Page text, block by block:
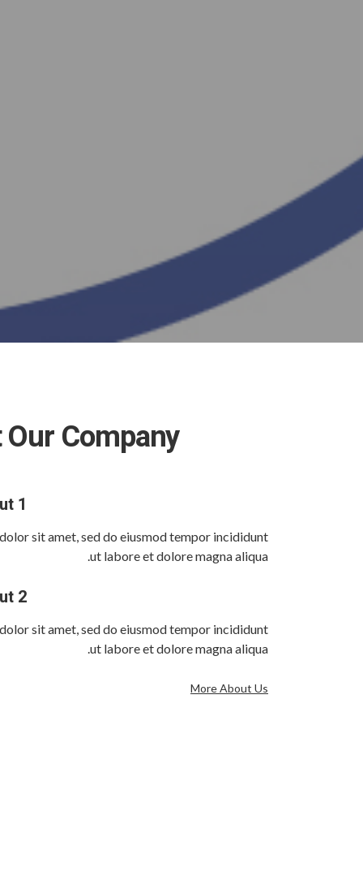
Company
1
sit amet, sed do eiusmod tempor incididunt
ut labore et dolore magna aliqua.
2
sit amet, sed do eiusmod tempor incididunt
ut labore et dolore magna aliqua.
More About Us